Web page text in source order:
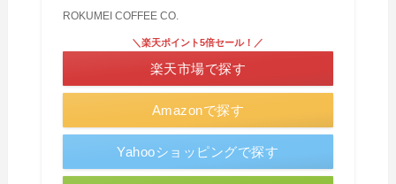
ROKUMEI COFFEE CO.
Amazonで探す
＼楽天ポイント5倍セール！／
楽天市場で探す
Yahooショッピングで探す